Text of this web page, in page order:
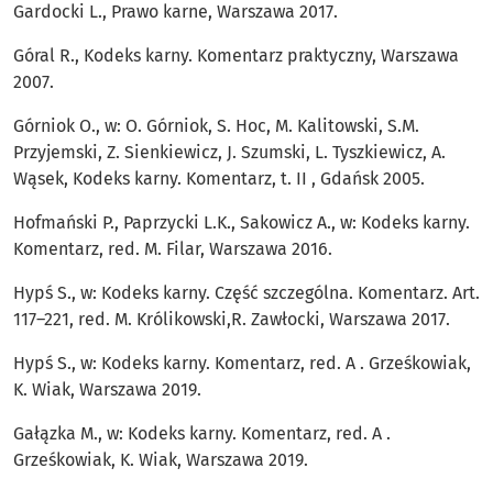
Gardocki L., Prawo karne, Warszawa 2017.
Góral R., Kodeks karny. Komentarz praktyczny, Warszawa
2007.
Górniok O., w: O. Górniok, S. Hoc, M. Kalitowski, S.M.
Przyjemski, Z. Sienkiewicz, J. Szumski, L. Tyszkiewicz, A.
Wąsek, Kodeks karny. Komentarz, t. II , Gdańsk 2005.
Hofmański P., Paprzycki L.K., Sakowicz A., w: Kodeks karny.
Komentarz, red. M. Filar, Warszawa 2016.
Hypś S., w: Kodeks karny. Część szczególna. Komentarz. Art.
117–221, red. M. Królikowski,R. Zawłocki, Warszawa 2017.
Hypś S., w: Kodeks karny. Komentarz, red. A . Grześkowiak,
K. Wiak, Warszawa 2019.
Gałązka M., w: Kodeks karny. Komentarz, red. A .
Grześkowiak, K. Wiak, Warszawa 2019.